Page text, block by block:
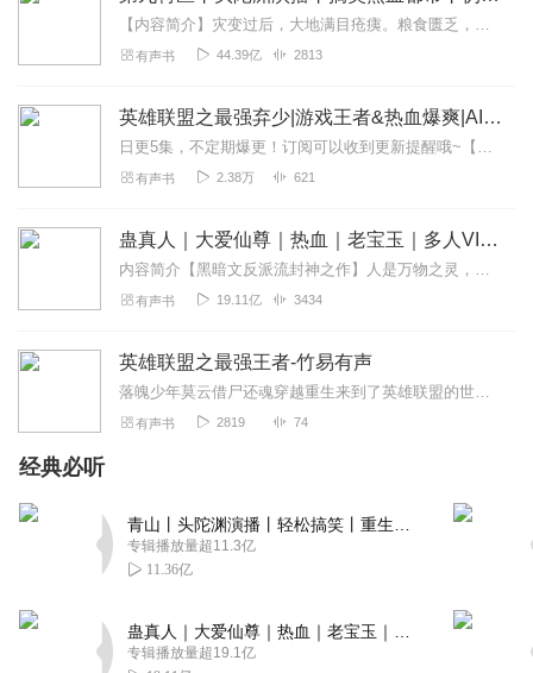
【内容简介】灾变过后，大地满目疮痍。粮食匮乏，资源紧俏，局势混乱……一位从待规划区杀出来的青年，背对着漫天黄沙，孤身来到九区谋生，却不曾想偶然结识三五好友，一念...
有声书 44.39亿 2813
英雄联盟之最强弃少|游戏王者&热血爆爽|AI电子书
日更5集，不定期爆更！订阅可以收到更新提醒哦~【内容简介】在一个平凡的都市，吹牛逼的屌丝青年王宇，一次偶然的网吧对决，遭遇电竞大神上官宝的挑战。神之一手德莱...
有声书 2.38万 621
蛊真人｜大爱仙尊｜热血｜老宝玉｜多人VIP免费有声剧
内容简介【黑暗文反派流封神之作】人是万物之灵，蛊是天地真精。一个穿越者不断重生的故事。一个养蛊、炼蛊、用蛊的奇特世界。配音组（男角色）老宝玉旁白...
有声书 19.11亿 3434
英雄联盟之最强王者-竹易有声
落魄少年莫云借尸还魂穿越重生来到了英雄联盟的世界此时瓦洛兰大陆烽烟四起群雄争霸而来自虚空的恶魔对这片富饶的大陆也虎视眈眈看一个平凡少年怎样在乱世雄...
有声书 2819 74
经典必听
专辑播放量超11.3亿
11.36亿
专辑播放量超19.1亿